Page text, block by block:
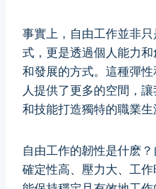
事實上，自由工作並非
式，更是透過個人能力
和發展的方式。這種彈
人提供了更多的空間，
和技能打造獨特的職業生
自由工作的韌性是什麽
確定性高、壓力大、工